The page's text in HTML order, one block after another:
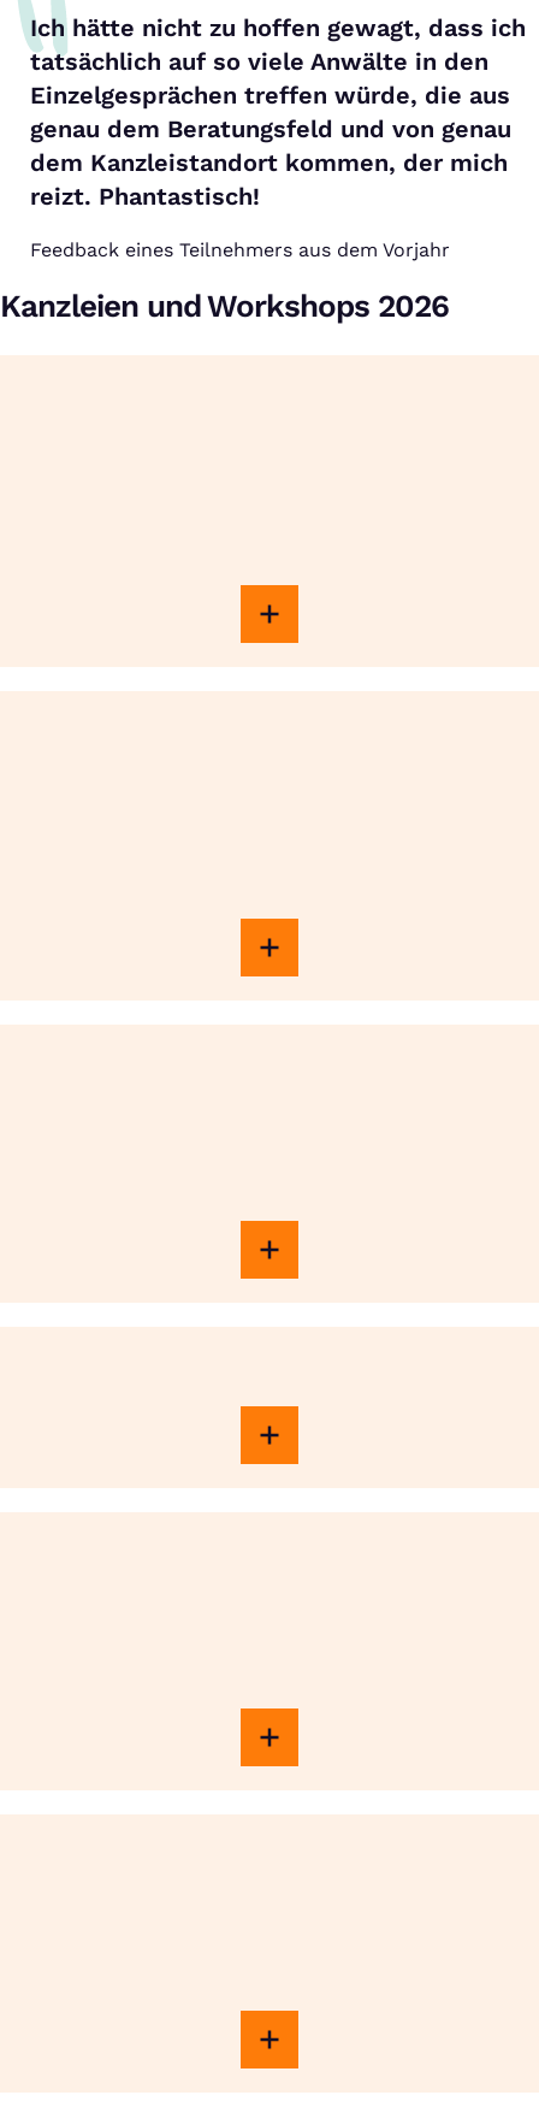
Ich hätte nicht zu hoffen gewagt, dass ich
tatsächlich auf so viele Anwälte in den
Einzelgesprächen treffen würde, die aus
genau dem Beratungsfeld und von genau
dem Kanzleistandort kommen, der mich
reizt. Phantastisch!
Feedback eines Teilnehmers aus dem Vorjahr
Kanzleien und Workshops 2026